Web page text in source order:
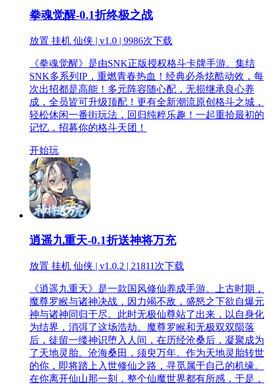
拳魂觉醒-0.1折终极之战
放置 挂机 仙侠 | v1.0 | 9986次下载
《拳魂觉醒》是由SNK正版授权格斗卡牌手游。集结
SNK多系列IP，重燃青春热血！经典必杀炫酷动效，每
次出招都是高能！多元阵容随心配，无损继承良心养
成，全员皆可升级顶配！更有全新潮流原创格斗之城，
轻松休闲一番街玩法，回归纯粹乐趣！一起重拾最初的
记忆，招募你的格斗天团！
开始玩
逍遥九重天-0.1折送神将万充
放置 挂机 仙侠 | v1.0.2 | 21811次下载
《逍遥九重天》是一款国风修仙养成手游。上古时期，
魔尊罗睺与诸神决战，因力竭不敌，盛怒之下欲自爆元
神与诸神同归于尽。此时无极仙尊站了出来，以自身化
为结界，消弭了这场浩劫。魔尊罗睺和无极双双陨落
后，徒留一缕神识堕入人间，在历经沧桑后，凝聚成为
了天地灵胎。沧海桑田，须臾万年。作为天地灵胎转世
的你，即将踏上入世修仙之路，寻觅属于自己的机缘。
在你离开仙山那一刻，整个仙魔世界都有所感，于是，